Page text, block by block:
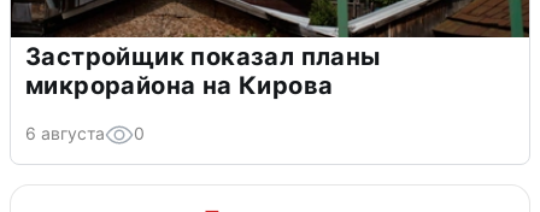
Застройщик показал планы
микрорайона на Кирова
6 августа 0